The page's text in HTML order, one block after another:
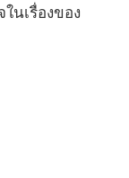
นเรื่องของ